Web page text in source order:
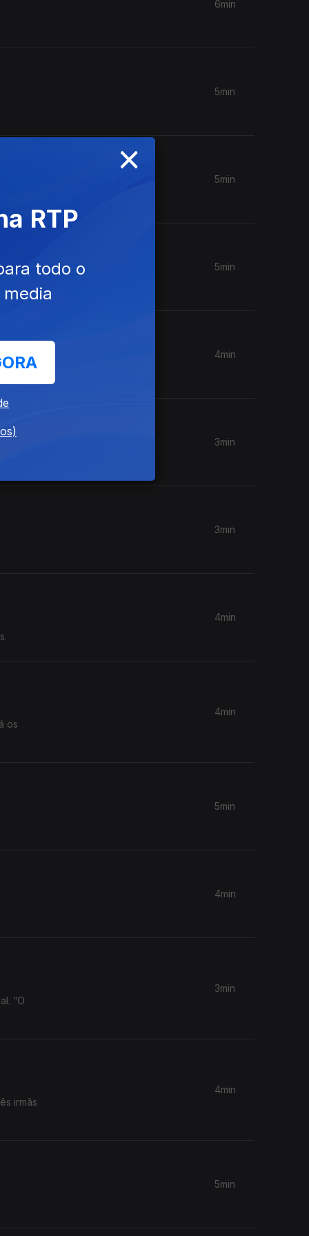
6min
5min
5min
ir.
5min
4min
3min
3min
4min
os
4min
5min
4min
“O
3min
irmãs
4min
5min
×
RTP
todo o